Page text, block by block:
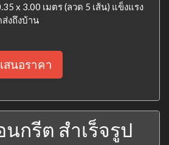
x 3.00 เมตร (ลวด 5 เส้น) แข็งแรง
งถึงบ้าน
สนอราคา
กรีต สำเร็จรูป